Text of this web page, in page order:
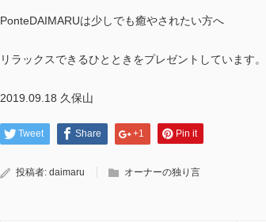
PonteDAIMARUは少しでも癒やされたい方へ
リラックスできるひとときをプレゼントしています。
2019.09.18 久保山
Tweet Share +1 Pin it
投稿者: daimaru オーナーの独り言